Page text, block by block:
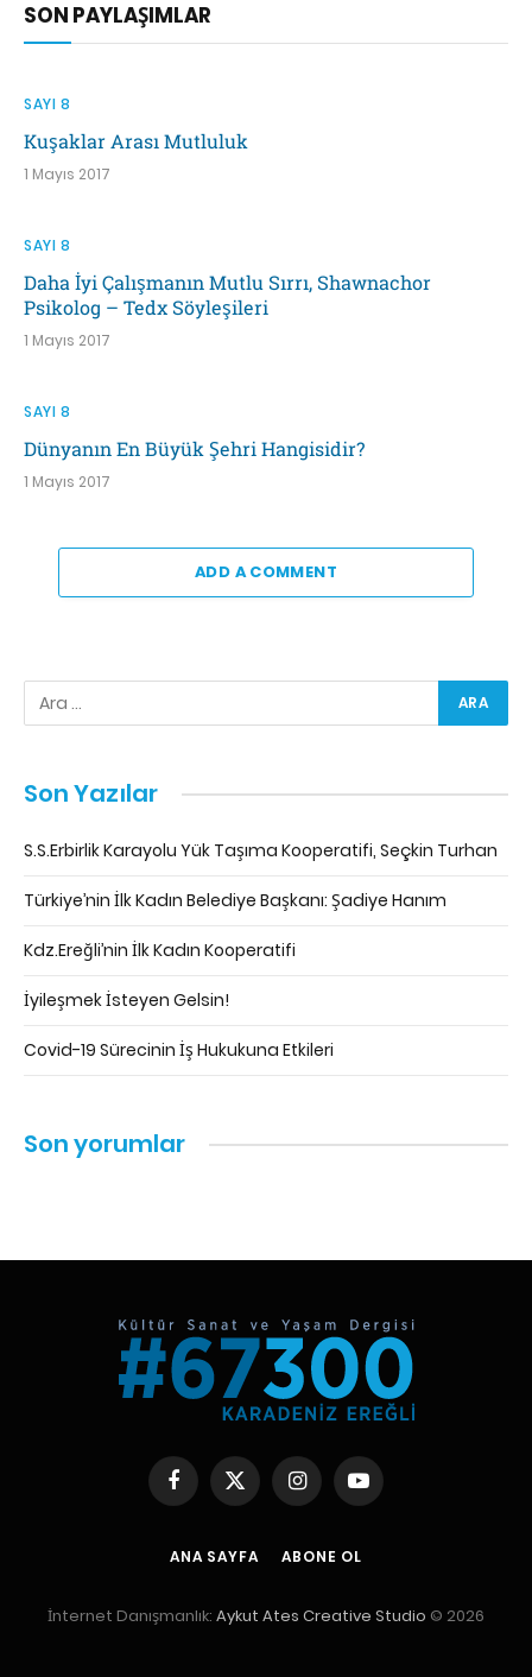
SON PAYLAŞIMLAR
SAYI 8
Kuşaklar Arası Mutluluk
1 Mayıs 2017
SAYI 8
Daha İyi Çalışmanın Mutlu Sırrı, Shawnachor
Psikolog – Tedx Söyleşileri
1 Mayıs 2017
SAYI 8
Dünyanın En Büyük Şehri Hangisidir?
1 Mayıs 2017
ADD A COMMENT
Son Yazılar
S.S.Erbirlik Karayolu Yük Taşıma Kooperatifi, Seçkin Turhan
Türkiye’nin İlk Kadın Belediye Başkanı: Şadiye Hanım
Kdz.Ereğli’nin İlk Kadın Kooperatifi
İyileşmek İsteyen Gelsin!
Covid-19 Sürecinin İş Hukukuna Etkileri
Son yorumlar
Facebook
X
(Twitter)
InstagramYouTube
ANA SAYFA ABONE OL
İnternet Danışmanlık: Aykut Ates Creative Studio © 2026